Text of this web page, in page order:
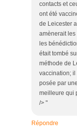
contacts et
ont été
de Leicester
amènerait
les
était tombé
méthode de
vaccination;
posée par
meilleure qui
/> "
Répondre